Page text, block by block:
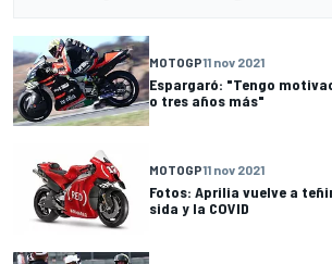
MOTOGP11 nov 2021
Espargaró: "Tengo
o tres años más"
MOTOGP11 nov 2021
Fotos: Aprilia vuelve a
sida y la COVID